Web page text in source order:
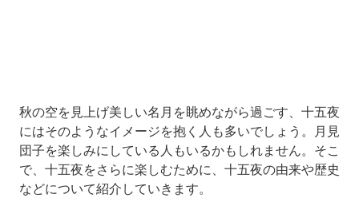
秋の空を見上げ美しい名月を眺めながら過ごす、十五夜
にはそのようなイメージを抱く人も多いでしょう。月見
団子を楽しみにしている人もいるかもしれません。そこ
で、十五夜をさらに楽しむために、十五夜の由来や歴史
などについて紹介していきます。